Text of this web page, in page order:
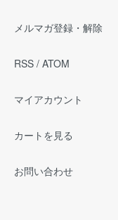
メルマガ登録・解除
RSS / ATOM
マイアカウント
カートを見る
お問い合わせ